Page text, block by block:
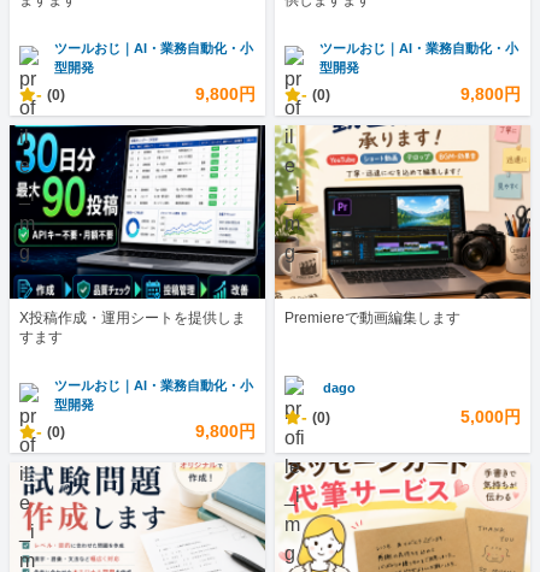
ツールおじ｜AI・業務自動化・小
型開発
- (0) 9,800円
ツールおじ｜AI・業務自動化・小
型開発
- (0) 9,800円
X投稿作成・運用シートを提供しま
すます
ツールおじ｜AI・業務自動化・小
型開発
- (0) 9,800円
Premiereで動画編集します
dago
- (0) 5,000円